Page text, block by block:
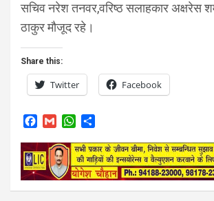
सचिव नरेश तनवर,वरिष्ठ सलाहकार अक्षरेस
ठाकुर मौजूद रहे।
Share this:
Twitter Facebook
c
e
b
o
a
i
l
W
a
t
s
A
a
r
e